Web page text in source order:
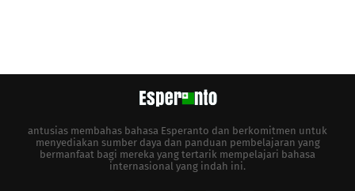
antusias membahas bahasa Esperanto dan berkomitmen untuk
menyediakan sumber daya dan panduan pembelajaran yang
bermanfaat bagi mereka yang tertarik mempelajari bahasa
internasional yang indah ini.